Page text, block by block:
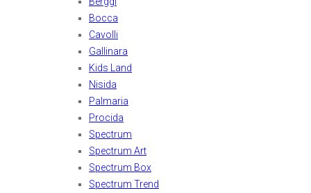
Bocca
Cavolli
Gallinara
Kids Land
Nisida
Palmaria
Procida
Spectrum
Spectrum Art
Spectrum Box
Spectrum Trend